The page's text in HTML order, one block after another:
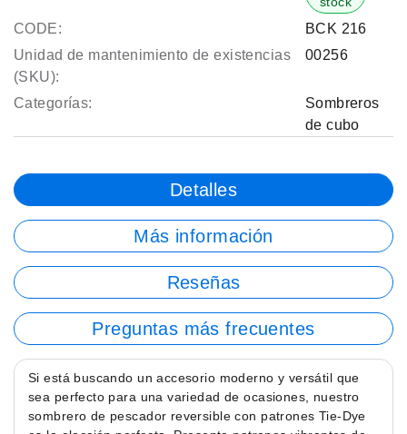
CODE:
BCK 216
Unidad de mantenimiento de existencias
(SKU):
00256
Categorías:
Sombreros
de cubo
Detalles
Más información
Reseñas
Preguntas más frecuentes
Si está buscando un accesorio moderno y versátil que
sea perfecto para una variedad de ocasiones, nuestro
sombrero de pescador reversible con patrones Tie-Dye